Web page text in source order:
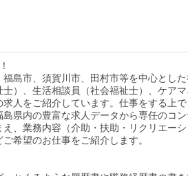
福島市、須賀川市、田村市等を中心とし
）、生活相談員（社会福祉士）、ケア
人をご紹介しています。仕事をする上
県内の豊富な求人データから専任のコ
、業務内容（介助・扶助・リクリエー
希望のお仕事をご紹介します。